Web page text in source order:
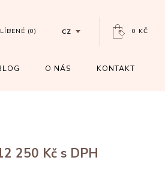
(0) CZ 0 KČ
O NÁS KONTAKT
250 Kč s DPH